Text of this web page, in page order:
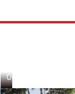
06.08.26